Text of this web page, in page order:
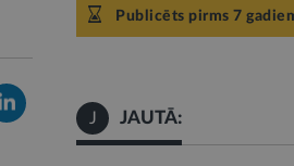
Publicēts pirms 7
J JAUTĀ: